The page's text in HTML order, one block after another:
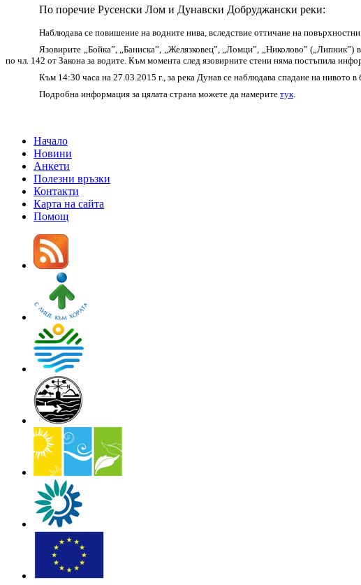
По поречие Русенски Лом и Дунавски Добруджански реки:
Наблюдава се повишение на водните нива, вследствие оттичане на
Язовирите „Бойка”, „Баниска”, „Желязковец”, „Ломци”, „Николово”
по чл. 142 от Закона за водите. Към момента след язовирните стени няма постъпила
Към 14:30 часа на 27.03.2015 г., за река Дунав се наблюдава спадане на нивото
Подробна информация за цялата страна можете да намерите тук
Начало
Новини
Анкети
Полезни връзки
Контакти
Карта на сайта
Помощ